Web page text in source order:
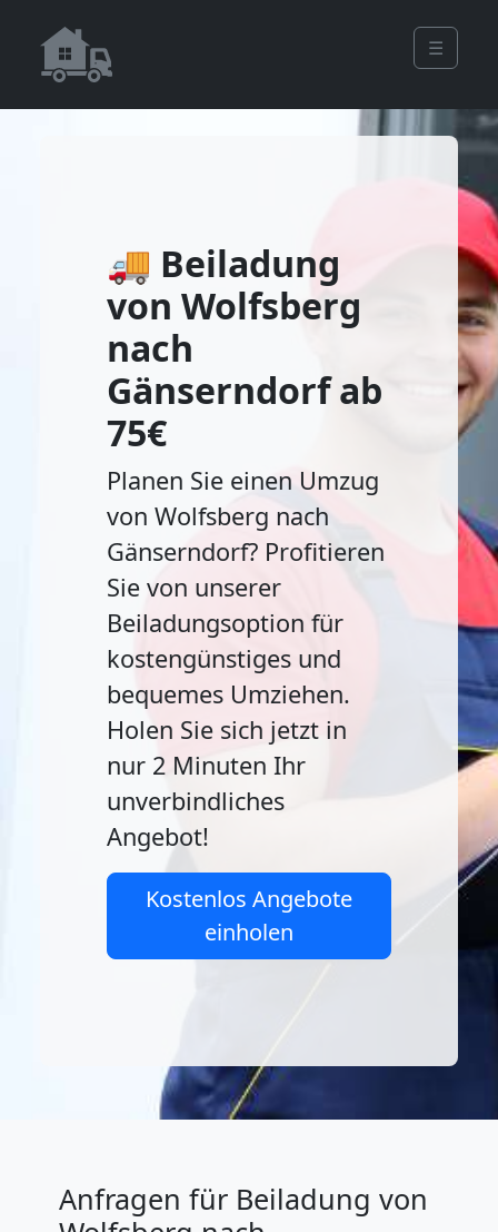
☰
🚚 Beiladung
von Wolfsberg
nach
Gänserndorf ab
75€
Planen Sie einen Umzug
von Wolfsberg nach
Gänserndorf? Profitieren
Sie von unserer
Beiladungsoption für
kostengünstiges und
bequemes Umziehen.
Holen Sie sich jetzt in
nur 2 Minuten Ihr
unverbindliches
Angebot!
Kostenlos Angebote
einholen
Anfragen für Beiladung von